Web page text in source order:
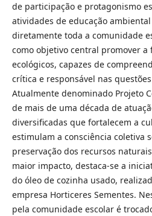
de participação e protagonismo
atividades de educação
diretamente toda a comunidade
como objetivo central promover a
ecológicos, capazes de
crítica e responsável nas
Atualmente denominado Projeto
de mais de uma década de
diversificadas que fortalecem a
estimulam a consciência coletiva
preservação dos recursos
maior impacto, destaca-se a
do óleo de cozinha usado,
empresa Horticeres Sementes.
pela comunidade escolar é